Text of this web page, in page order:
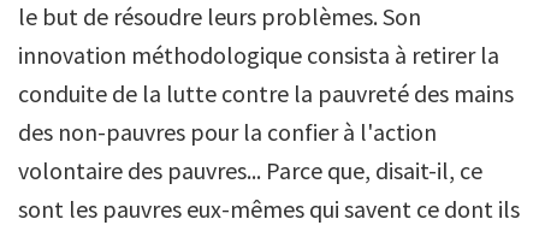
le but de résoudre leurs problèmes. Son
innovation méthodologique consista à retirer la
conduite de la lutte contre la pauvreté des mains
des non-pauvres pour la confier à l'action
volontaire des pauvres... Parce que, disait-il, ce
sont les pauvres eux-mêmes qui savent ce dont ils